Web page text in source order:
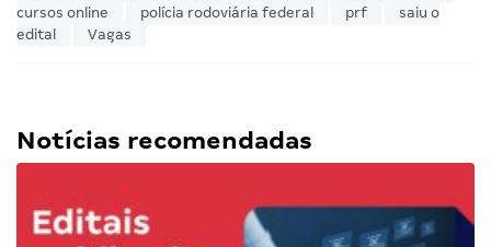
cursos online
polícia rodoviária federal prf
saiu o
edital
Vagas
Notícias recomendadas